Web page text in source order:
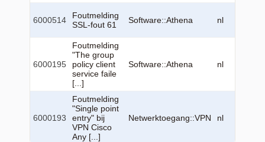
6000514
Foutmelding
SSL-fout 61
Software::Athena nl
6000195
Foutmelding
"The group
policy client
service faile
[...]
Software::Athena nl
6000193
Foutmelding
"Single point
entry" bij
VPN Cisco
Any [...]
Netwerktoegang::VPN nl